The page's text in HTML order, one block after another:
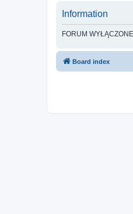
Information
FORUM
Board index